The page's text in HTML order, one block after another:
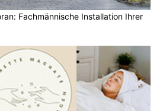
Fachmännische Installation Ihrer